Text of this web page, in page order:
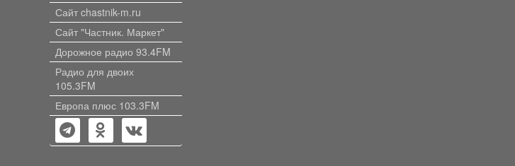
Сайт chastnik-m.ru
Сайт "Частник. Маркет"
Дорожное радио 93.4FM
Радио для двоих
105.3FM
Европа плюс 103.3FM